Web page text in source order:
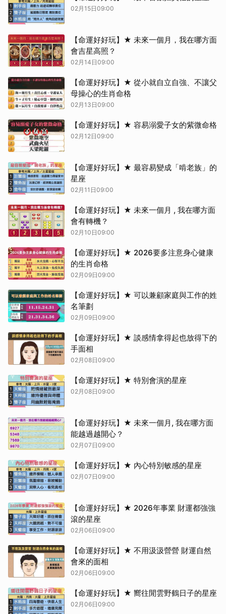
02月15日09:00
【命運好好玩】★ 未來一個月，我在哪方面
會吉星高照？
02月14日09:00
【命運好好玩】★ 從小就自立自強、不讓父
母操心的生肖命格
02月13日09:00
【命運好好玩】★ 容易溺愛子女的紫微命格
02月12日09:00
【命運好好玩】★ 最容易變成「啃老族」的
星座
02月11日09:00
【命運好好玩】★ 未來一個月 , 我在哪方面
會有轉機？
02月10日09:00
【命運好好玩】★ 2026要多注意身心健康
的生肖命格
02月09日09:00
【命運好好玩】★ 可以兼顧家庭與工作的姓
名筆劃
02月09日09:00
【命運好好玩】★ 談感情拿得起也放得下的
手面相
02月08日09:00
【命運好好玩】★ 特別會演的星座
02月08日09:00
【命運好好玩】★ 未來一個月, 我在哪方面
能越過越開心？
02月07日09:00
【命運好好玩】★ 內心特別敏感的星座
02月07日09:00
【命運好好玩】★ 2026年事業 財運都強強
滾的星座
02月06日09:00
【命運好好玩】★ 不用汲汲營營 財運自然
會來的面相
02月06日09:00
【命運好好玩】★ 嚮往閒雲野鶴日子的星座
02月06日09:00